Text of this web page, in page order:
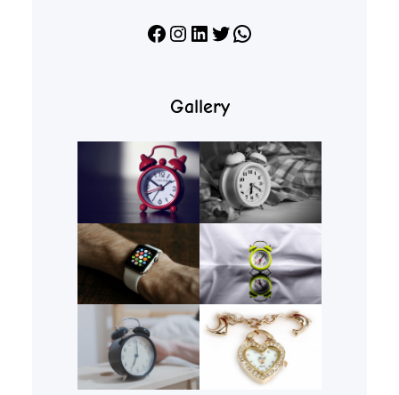
Facebook Instagram LinkedIn X WhatsApp
Gallery